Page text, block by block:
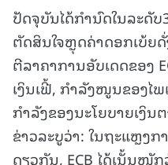
ປັດຈຸບັນໄດ້ກໍານົດໃນລະດັບ
ຕັດສິນໃຈຫຼຸດຄ່າດອກເບ້ຍ
ຕີລາຄາການອັບເດດຂອງ
ເງິນເຟີ້, ກຳລັງໜູນຂອງໄ
ກຳລັງຂອງນະໂຍບາຍເງິນ
ຂ່າວລະບູວ່າ: ໃນຖະແຫຼງ
ດຽວກັນ, ECB ໄດ້ເນັ້ນໜັ